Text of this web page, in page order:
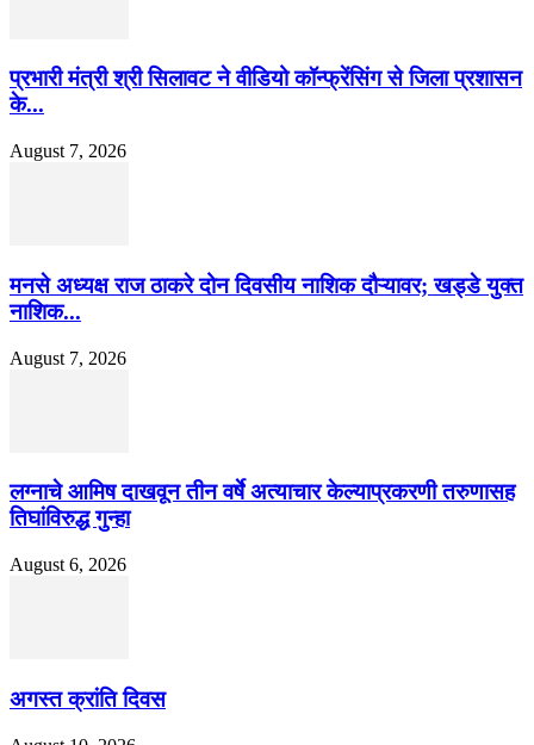
प्रभारी मंत्री श्री सिलावट ने वीडियो कॉन्फ्रेंसिंग से जिला प्रशासन
के...
August 7, 2026
मनसे अध्यक्ष राज ठाकरे दोन दिवसीय नाशिक दौऱ्यावर; खड्डे युक्त
नाशिक...
August 7, 2026
लग्नाचे आमिष दाखवून तीन वर्षे अत्याचार केल्याप्रकरणी तरुणासह
तिघांविरुद्ध गुन्हा
August 6, 2026
अगस्त क्रांति दिवस